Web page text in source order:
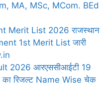
MA, MSc, MCom. BEd
Merit List 2026 राजस्थान
1st Merit List जारी
2026 आरएससीआईटी 19
का रिजल्ट Name Wise चेक